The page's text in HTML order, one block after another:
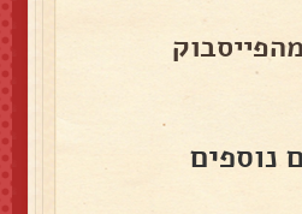
נוספים